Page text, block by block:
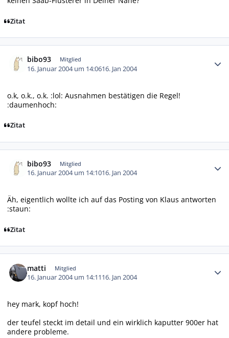
Zitat
bibo93 Mitglied
16. Januar 2004 um 14:0616. Jan 2004
o.k, o.k., o.k. :lol: Ausnahmen bestätigen die Regel!
:daumenhoch:
Zitat
bibo93 Mitglied
16. Januar 2004 um 14:1016. Jan 2004
Äh, eigentlich wollte ich auf das Posting von Klaus antworten
:staun:
Zitat
matti Mitglied
16. Januar 2004 um 14:1116. Jan 2004
hey mark, kopf hoch!
der teufel steckt im detail und ein wirklich kaputter 900er hat
andere probleme.